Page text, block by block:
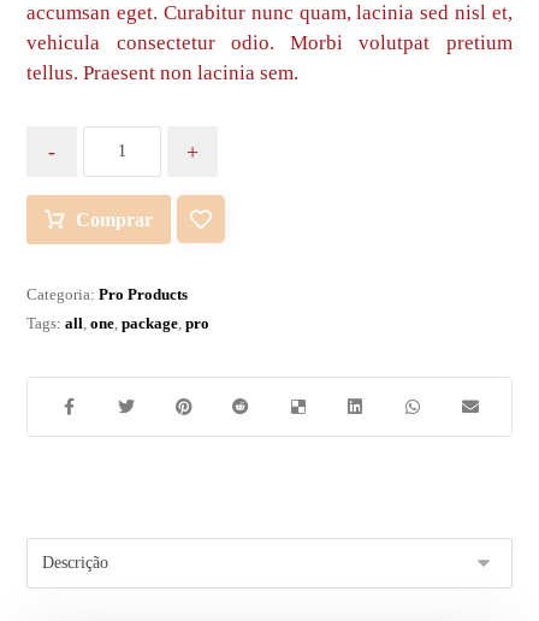
accumsan eget. Curabitur nunc quam, lacinia sed nisl et,
vehicula consectetur odio. Morbi volutpat pretium
tellus. Praesent non lacinia sem.
- +
Comprar
Categoria:Pro Products
Tags:all,one,package,pro